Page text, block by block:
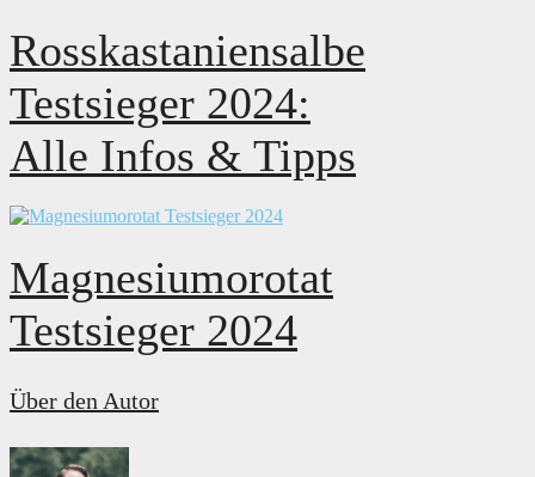
Rosskastaniensalbe
Testsieger 2024:
Alle Infos & Tipps
Magnesiumorotat
Testsieger 2024
Über den Autor